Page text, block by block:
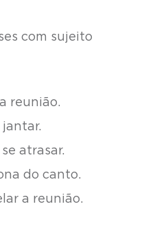
com sujeito
reunião.
atrasar.
do canto.
a reunião.